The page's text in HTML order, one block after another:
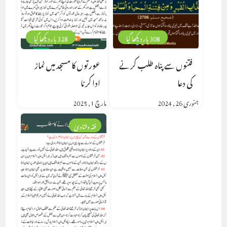
328 بار دیکھا گیا
عورتوں کا مسجد میں نماز
ادا کرنا
مارچ 1, 2025
308 بار دیکھا گیا
فتنوں سے پناہ طلب کرنے
کی دعا
جنوری 26, 2024
فقہ وفتاویٰ